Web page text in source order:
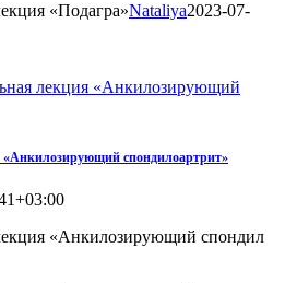
«Подагра»Nataliya2023-07-
лекция «Анкилозирующий
«Анкилозирующий спондилоартрит»
«Анкилозирующий спондил